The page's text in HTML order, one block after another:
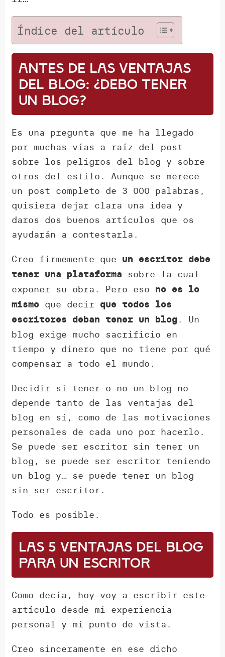
Índice del artículo
Antes de las ventajas
del blog: ¿debo tener
un blog?
Es una pregunta que me ha llegado
por muchas vías a raíz del post
sobre los peligros del blog y sobre
otros del estilo. Aunque se merece
un post completo de 3 000 palabras,
quisiera dejar clara una idea y
daros dos buenos artículos que os
ayudarán a contestarla.
Creo firmemente que un escritor debe
tener una plataforma sobre la cual
exponer su obra. Pero eso no es lo
mismo que decir que todos los
escritores deban tener un blog. Un
blog exige mucho sacrificio en
tiempo y dinero que no tiene por qué
compensar a todo el mundo.
Decidir si tener o no un blog no
depende tanto de las ventajas del
blog en sí, como de las motivaciones
personales de cada uno por hacerlo.
Se puede ser escritor sin tener un
blog, se puede ser escritor teniendo
un blog y… se puede tener un blog
sin ser escritor.
Todo es posible.
Las 5 ventajas del blog
para un escritor
Como decía, hoy voy a escribir este
artículo desde mi experiencia
personal y mi punto de vista.
Creo sinceramente en ese dicho